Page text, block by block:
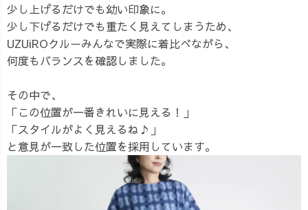
少し上げるだけでも幼い印象に。
少し下げるだけでも重たく見えてしまうため、
UZUiROクルーみんなで実際に着比べながら、
何度もバランスを確認しました。
その中で、
「この位置が一番きれいに見える！」
「スタイルがよく見えるね♪」
と意見が一致した位置を採用しています。